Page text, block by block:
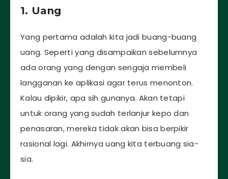
1. Uang
Yang pertama adalah kita jadi buang-buang
uang. Seperti yang disampaikan sebelumnya
ada orang yang dengan sengaja membeli
langganan ke aplikasi agar terus menonton.
Kalau dipikir, apa sih gunanya. Akan tetapi
untuk orang yang sudah terlanjur kepo dan
penasaran, mereka tidak akan bisa berpikir
rasional lagi. Akhirnya uang kita terbuang sia-
sia.